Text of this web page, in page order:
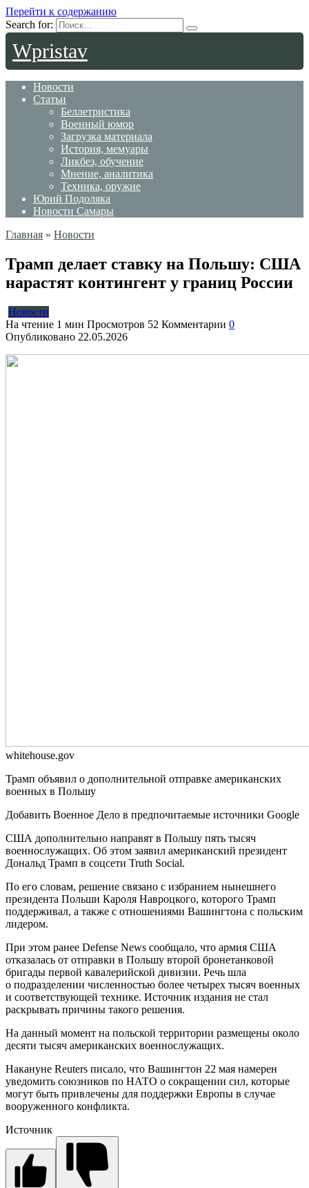
Перейти к содержанию
Search for:
Wpristav
Новости
Статьи
Беллетристика
Военный юмор
Загрузка материала
История, мемуары
Ликбез, обучение
Мнение, аналитика
Техника, оружие
Юрий Подоляка
Новости Самары
Главная » Новости
Трамп делает ставку на Польшу: США
нарастят контингент у границ России
Новости
На чтение 1 мин Просмотров 52 Комментарии 0
Опубликовано 22.05.2026
whitehouse.gov
Трамп объявил о дополнительной отправке американских
военных в Польшу
Добавить Военное Дело в предпочитаемые источники Google
США дополнительно направят в Польшу пять тысяч
военнослужащих. Об этом заявил американский президент
Дональд Трамп в соцсети Truth Social.
По его словам, решение связано с избранием нынешнего
президента Польши Кароля Навроцкого, которого Трамп
поддерживал, а также с отношениями Вашингтона с польским
лидером.
При этом ранее Defense News сообщало, что армия США
отказалась от отправки в Польшу второй бронетанковой
бригады первой кавалерийской дивизии. Речь шла
о подразделении численностью более четырех тысяч военных
и соответствующей технике. Источник издания не стал
раскрывать причины такого решения.
На данный момент на польской территории размещены около
десяти тысяч американских военнослужащих.
Накануне Reuters писало, что Вашингтон 22 мая намерен
уведомить союзников по НАТО о сокращении сил, которые
могут быть привлечены для поддержки Европы в случае
вооруженного конфликта.
Источник